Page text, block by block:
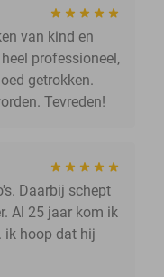
van kind en
professioneel,
getrokken.
Tevreden!
Daarbij schept
Al 25 jaar kom ik
ik hoop dat hij